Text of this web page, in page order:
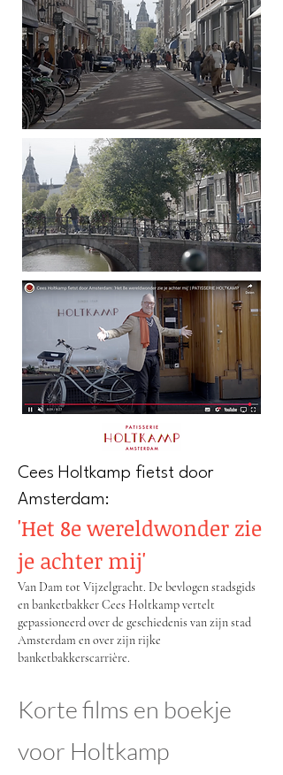
Cees Holtkamp fietst door
Amsterdam:
'Het 8e wereldwonder zie
je achter mij'
Van Dam tot Vijzelgracht. De bevlogen stadsgids
en banketbakker Cees Holtkamp vertelt
gepassioneerd over de geschiedenis van zijn stad
Amsterdam en over zijn rijke
banketbakkerscarrière.
Korte films en boekje
voor Holtkamp